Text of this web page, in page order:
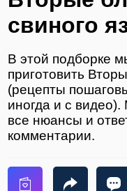
свиного
В этой подборке
приготовить
(рецепты
иногда и с
все нюансы и
комментарии.